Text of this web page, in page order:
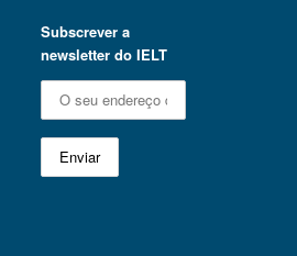
Subscrever a
newsletter do IELT